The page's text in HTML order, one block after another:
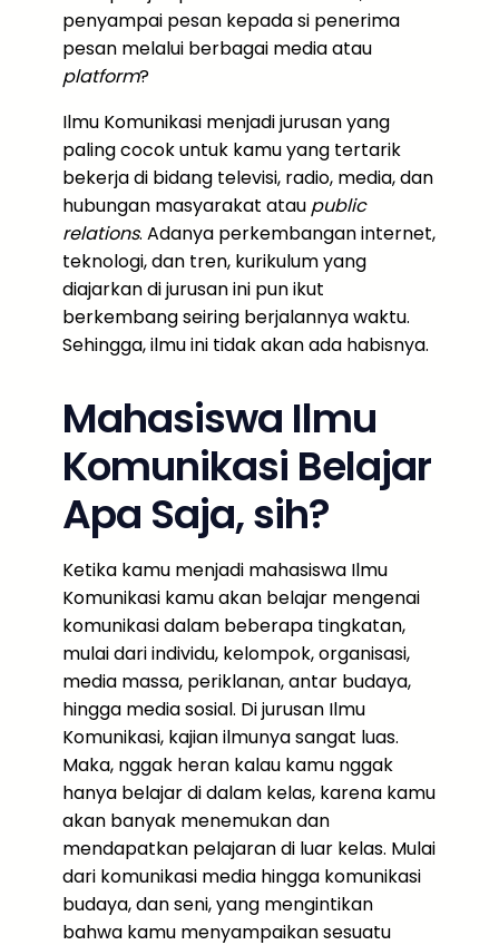
penyampai pesan kepada si penerima
pesan melalui berbagai media atau
platform?
Ilmu Komunikasi menjadi jurusan yang
paling cocok untuk kamu yang tertarik
bekerja di bidang televisi, radio, media, dan
hubungan masyarakat atau public
relations. Adanya perkembangan internet,
teknologi, dan tren, kurikulum yang
diajarkan di jurusan ini pun ikut
berkembang seiring berjalannya waktu.
Sehingga, ilmu ini tidak akan ada habisnya.
Mahasiswa Ilmu
Komunikasi Belajar
Apa Saja, sih?
Ketika kamu menjadi mahasiswa Ilmu
Komunikasi kamu akan belajar mengenai
komunikasi dalam beberapa tingkatan,
mulai dari individu, kelompok, organisasi,
media massa, periklanan, antar budaya,
hingga media sosial. Di jurusan Ilmu
Komunikasi, kajian ilmunya sangat luas.
Maka, nggak heran kalau kamu nggak
hanya belajar di dalam kelas, karena kamu
akan banyak menemukan dan
mendapatkan pelajaran di luar kelas. Mulai
dari komunikasi media hingga komunikasi
budaya, dan seni, yang mengintikan
bahwa kamu menyampaikan sesuatu